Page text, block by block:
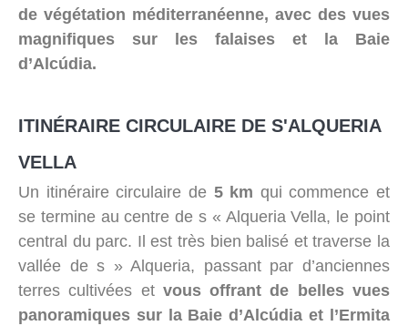
de végétation méditerranéenne, avec des vues
magnifiques sur les falaises et la Baie
d’Alcúdia.
ITINÉRAIRE CIRCULAIRE DE S'ALQUERIA
VELLA
Un itinéraire circulaire de 5 km qui commence et
se termine au centre de s « Alqueria Vella, le point
central du parc. Il est très bien balisé et traverse la
vallée de s » Alqueria, passant par d’anciennes
terres cultivées et vous offrant de belles vues
panoramiques sur la Baie d’Alcúdia et l’Ermita